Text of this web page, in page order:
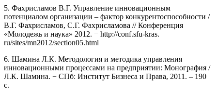
5. Фахрисламов В.Г. Управление инновационным
потенциалом организации – фактор конкурентоспособности /
В.Г. Фахрисламов, С.Г. Фахрисламова // Конференция
«Молодежь и наука» 2012. − http://conf.sfu-kras.
ru/sites/mn2012/section05.html
6. Шамина Л.К. Методология и методика управления
инновационными процессами на предприятии: Монография /
Л.К. Шамина. − СПб: Институт Бизнеса и Права, 2011. – 190
с.